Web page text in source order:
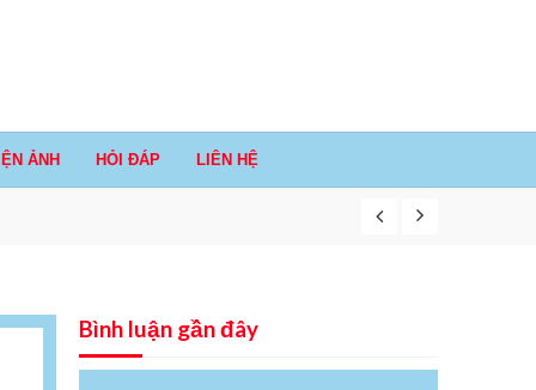
ẢNH HỎI ĐÁP LIÊN HỆ
Bình luận gần đây